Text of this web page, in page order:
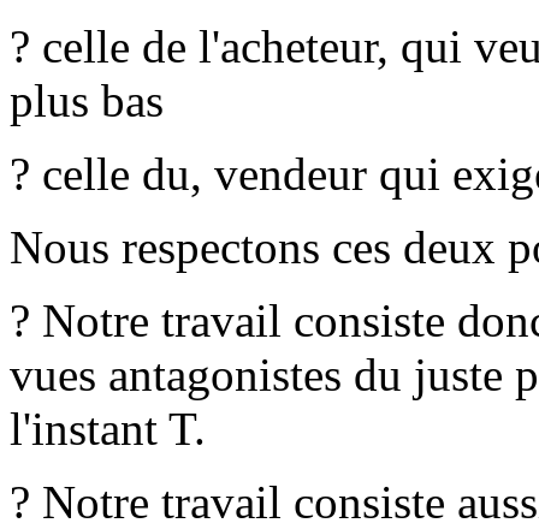
? celle de l'acheteur, qui
plus bas
? celle du, vendeur qui
Nous respectons ces deux
? Notre travail consiste
vues antagonistes du juste
l'instant T.
? Notre travail consiste